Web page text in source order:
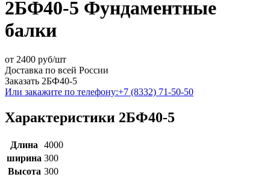
2БФ40-5 Фундаментные
балки
от 2400 руб/шт
Доставка по всей России
Заказать 2БФ40-5
Или закажите по телефону:+7 (8332) 71-50-50
Характеристики 2БФ40-5
Длина
4000
ширина 300
Высота 300